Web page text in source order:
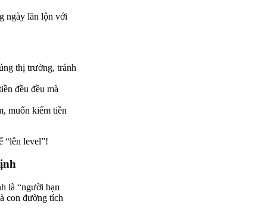
ngày lăn lộn với
thị trường, tránh
đều đều mà
muốn kiếm tiền
“lên level”!
là “người bạn
con đường tích